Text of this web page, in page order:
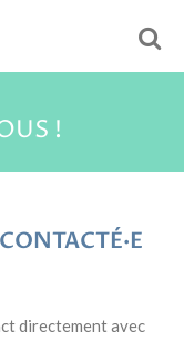
!
directement avec